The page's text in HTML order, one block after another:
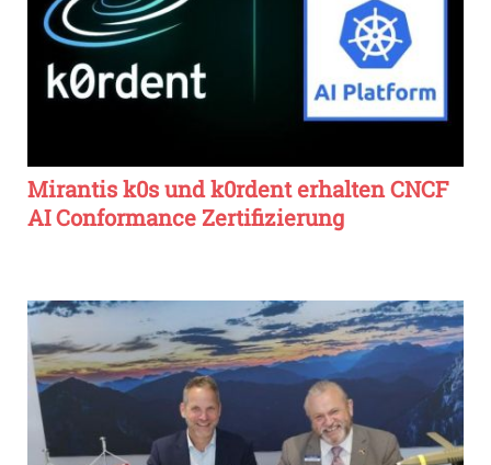
Mirantis k0s und k0rdent erhalten CNCF
AI Conformance Zertifizierung